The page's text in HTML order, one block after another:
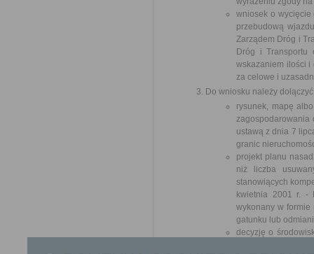
wniosek o
przebudową
Zarządem Dróg i
Dróg i Transportu
wskazaniem ilości i
za celowe i
Do wniosku należy
rysunek, mapę
zagospodarowania
ustawą z dnia 7
granic
projekt planu
niż liczba
stanowiących
kwietnia 2001 r. -
wykonany w formie
gatunku lub
decyzję o